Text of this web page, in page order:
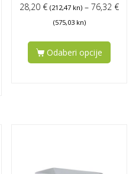
28,20 € (212,47 kn) – 76,32 €
(575,03 kn)
Odaberi opcije